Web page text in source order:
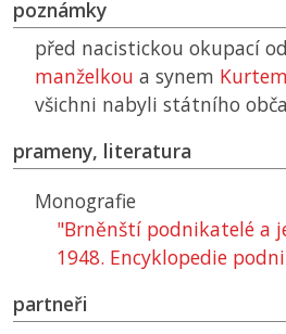
poznámky
před nacistickou okupací
manželkou a synem Kurtem
všichni nabyli státního
prameny, literatura
Monografie
"Brněnští podnikatelé a
1948. Encyklopedie
partneři